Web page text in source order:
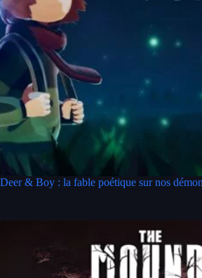
Deer & Boy : la fable poétique sur nos